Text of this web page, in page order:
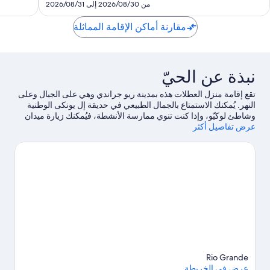
SAR
538
من 2026/08/30 إلى 2026/08/31
مقارنة أماكن الإقامة المماثلة
نبذة عن الحيّ
تقع إقامة منزل العطلات هذه بمدينة ريو جراندي وهي على الجبال وعلى
النهر. يُمكنك الاستمتاع بالجمال الطبيعي في حديقة إل يونكى الوطنية
وشاطئ لوكيّو، وإذا كنت تنوي ممارسة الأنشطة، فيُمكنك زيارة ميدان
ويندام ريو مار للغولف.هل تصطحب أطفالك في السفر؟ لا تفوت زيارة
هيبودرومو كاماريرو.اكتشف المغامرات المائية في المنطقة من خلال
عرض تفاصيل أكثر
Rio Grande